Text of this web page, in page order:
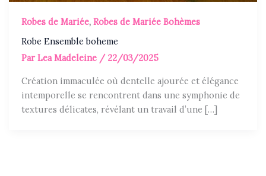
Robes de Mariée,Robes de Mariée Bohèmes
Robe Ensemble boheme
ParLea Madeleine / 22/03/2025
Création immaculée où dentelle ajourée et élégance
intemporelle se rencontrent dans une symphonie de
textures délicates, révélant un travail d’une […]